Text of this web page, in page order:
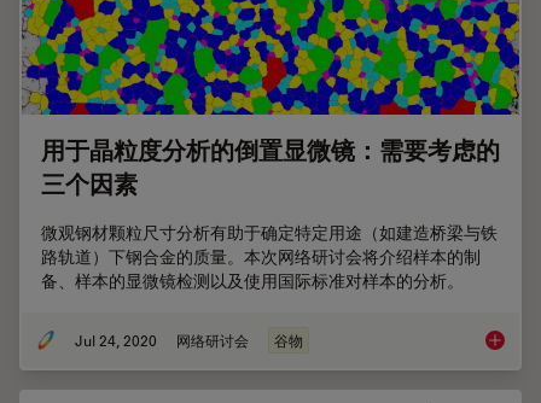
用于晶粒度分析的倒置显微镜：需要考虑的
三个因素
微观钢材颗粒尺寸分析有助于确定特定用途（如建造桥梁与铁
路轨道）下钢合金的质量。本次网络研讨会将介绍样本的制
备、样本的显微镜检测以及使用国际标准对样本的分析。
Jul 24, 2020 网络研讨会 谷物 用于晶